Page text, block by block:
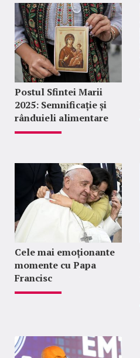
Postul Sfintei Marii
2025: Semnificație și
rânduieli alimentare
Cele mai emoționante
momente cu Papa
Francisc